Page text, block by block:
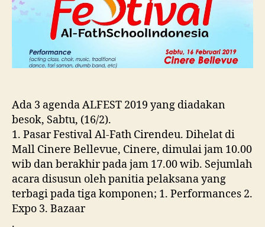
Ada 3 agenda ALFEST 2019 yang diadakan
besok, Sabtu, (16/2).
1. Pasar Festival Al-Fath Cirendeu. Dihelat di
Mall Cinere Bellevue, Cinere, dimulai jam 10.00
wib dan berakhir pada jam 17.00 wib. Sejumlah
acara disusun oleh panitia pelaksana yang
terbagi pada tiga komponen; 1. Performances 2.
Expo 3. Bazaar
.